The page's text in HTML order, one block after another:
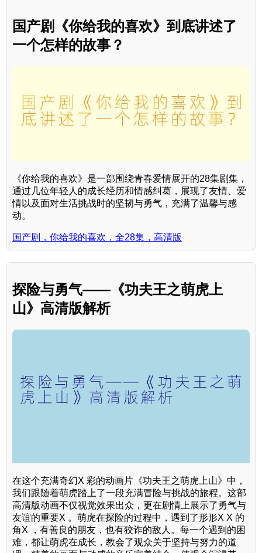
国产剧《你给我的喜欢》到底讲述了
一个怎样的故事？
《你给我的喜欢》是一部围绕青春爱情展开的28集剧集，
通过几位年轻人的成长经历和情感纠葛，展现了友情、爱
情以及面对生活挑战时的坚韧与勇气，充满了温馨与感
动。
国产剧，你给我的喜欢，全28集，高清版
探险与勇气——《功夫王之萌虎上
山》高清版解析
在这个充满奇幻X 彩的动画片《功夫王之萌虎上山》中，
我们跟随着萌虎踏上了一段充满冒险与挑战的旅程。这部
高清版动画不仅视觉效果出众，更在剧情上展示了勇气与
友谊的重要X 。萌虎在探险的过程中，遇到了形形X X 的
角X ，有善良的朋友，也有狡诈的敌人。每一个遇到的困
难，都让萌虎在成长，教会了观众关于坚持与努力的道